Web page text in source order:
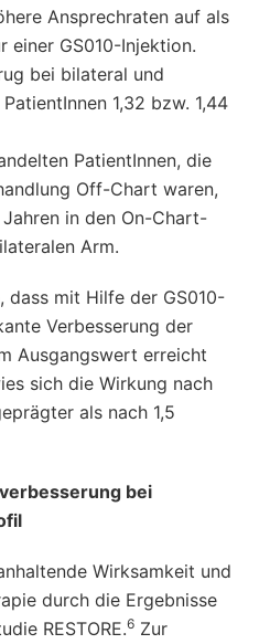
Ansprechraten auf als
einer GS010-Injektion.
bei bilateral und
1,32 bzw. 1,44
PatientInnen, die
Off-Chart waren,
in den On-Chart-
Arm.
dass mit Hilfe der GS010-
Verbesserung der
Ausgangswert erreicht
sich die Wirkung nach
als nach 1,5
bei
Wirksamkeit und
durch die Ergebnisse
RESTORE.6 Zur